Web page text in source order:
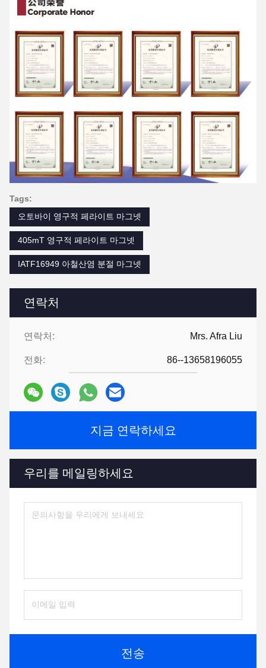
연락처
연락처: Mrs. Afra Liu
전화: 86--13658196055
지금 연락하세요
우리를 메일링하세요
전송
Tags:
오토바이 영구적 페라이트 마그넷
405mT 영구적 페라이트 마그넷
IATF16949 아철산염 분절 마그넷